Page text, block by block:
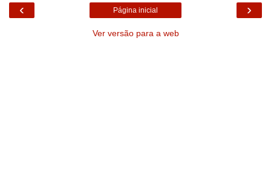
‹ ›
Página inicial
Ver versão para a web